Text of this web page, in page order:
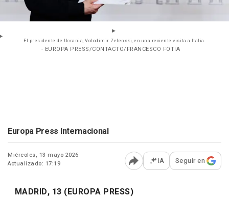
El presidente de Ucrania, Volodimir Zelenski, en una reciente visita a Italia.
- EUROPA PRESS/CONTACTO/FRANCESCO FOTIA
Europa Press Internacional
Miércoles, 13 mayo 2026
Actualizado: 17:19
Abrir opciones para
IA Seguir en
MADRID, 13 (EUROPA PRESS)